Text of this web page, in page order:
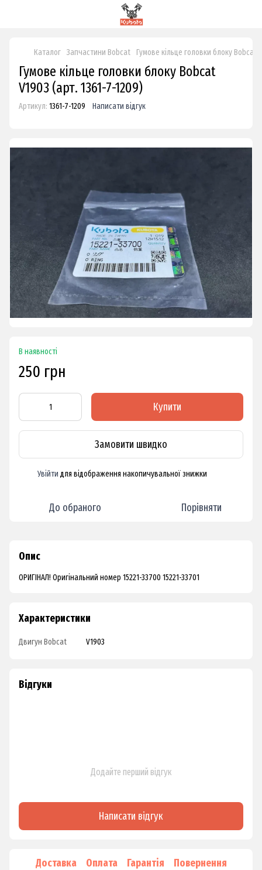
Каталог Запчастини Bobcat Гумове кільце головки блоку Bobcat
Гумове кільце головки блоку Bobcat
V1903 (арт. 1361-7-1209)
Артикул: 1361-7-1209 Написати відгук
В наявності
250 грн
Купити
Замовити швидко
Увійти для відображення накопичувальної знижки
До обраного Порівняти
Опис
ОРИГІНАЛ! Оригінальний номер 15221-33700 15221-33701
Характеристики
Двигун Bobcat V1903
Відгуки
Додайте перший відгук
Написати відгук
Доставка Оплата Гарантія Повернення